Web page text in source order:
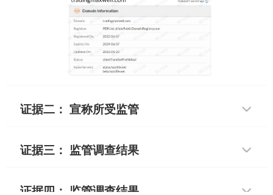
证据二： 宣称所受监管
证据三： 监管调查结果
证据四： 监管调查结果